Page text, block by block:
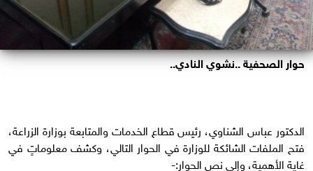
حوار الصحفية ..نشوي النادي..
الدكتور عباس الشناوي، رئيس قطاع الخدمات والمتابعة بوزارة الزراعة،
فتح الملفات الشائكة للوزارة في الحوار التالي، وكشف معلوماتٍ في
غاية الأهمية، وإلى نص الحوار:-